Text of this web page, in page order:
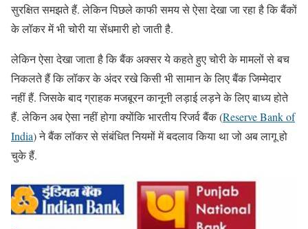
सुरक्षित समझते हैं. लेकिन पिछले काफी समय से ऐसा देखा जा रहा है कि बैंकों
के लॉकर में भी चोरी या सेंधमारी हो जाती है.
लेकिन ऐसा देखा जाता है कि बैंक अक्सर ये कहते हुए चोरी के मामलों से बच
निकलते हैं कि लॉकर के अंदर रखे किसी भी सामान के लिए बैंक जिम्मेदार
नहीं हैं. जिसके बाद ग्राहक मजबूरन कानूनी लड़ाई लड़ने के लिए बाध्य होते
हैं. लेकिन अब ऐसा नहीं होगा क्योंकि भारतीय रिजर्व बैंक (Reserve Bank of
India) ने बैंक लॉकर से संबंधित नियमों में बदलाव किया था जो अब लागू हो
चुके हैं.